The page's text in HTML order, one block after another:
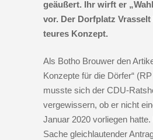
geäußert. Ihr wirft er
vor. Der Dorfplatz
teures Konzept.
Als Botho Brouwer den
Konzepte für die Dörfer“
musste sich der CDU-
vergewissern, ob er nicht
Januar 2020 vorliegen hatte.
Sache gleichlautender